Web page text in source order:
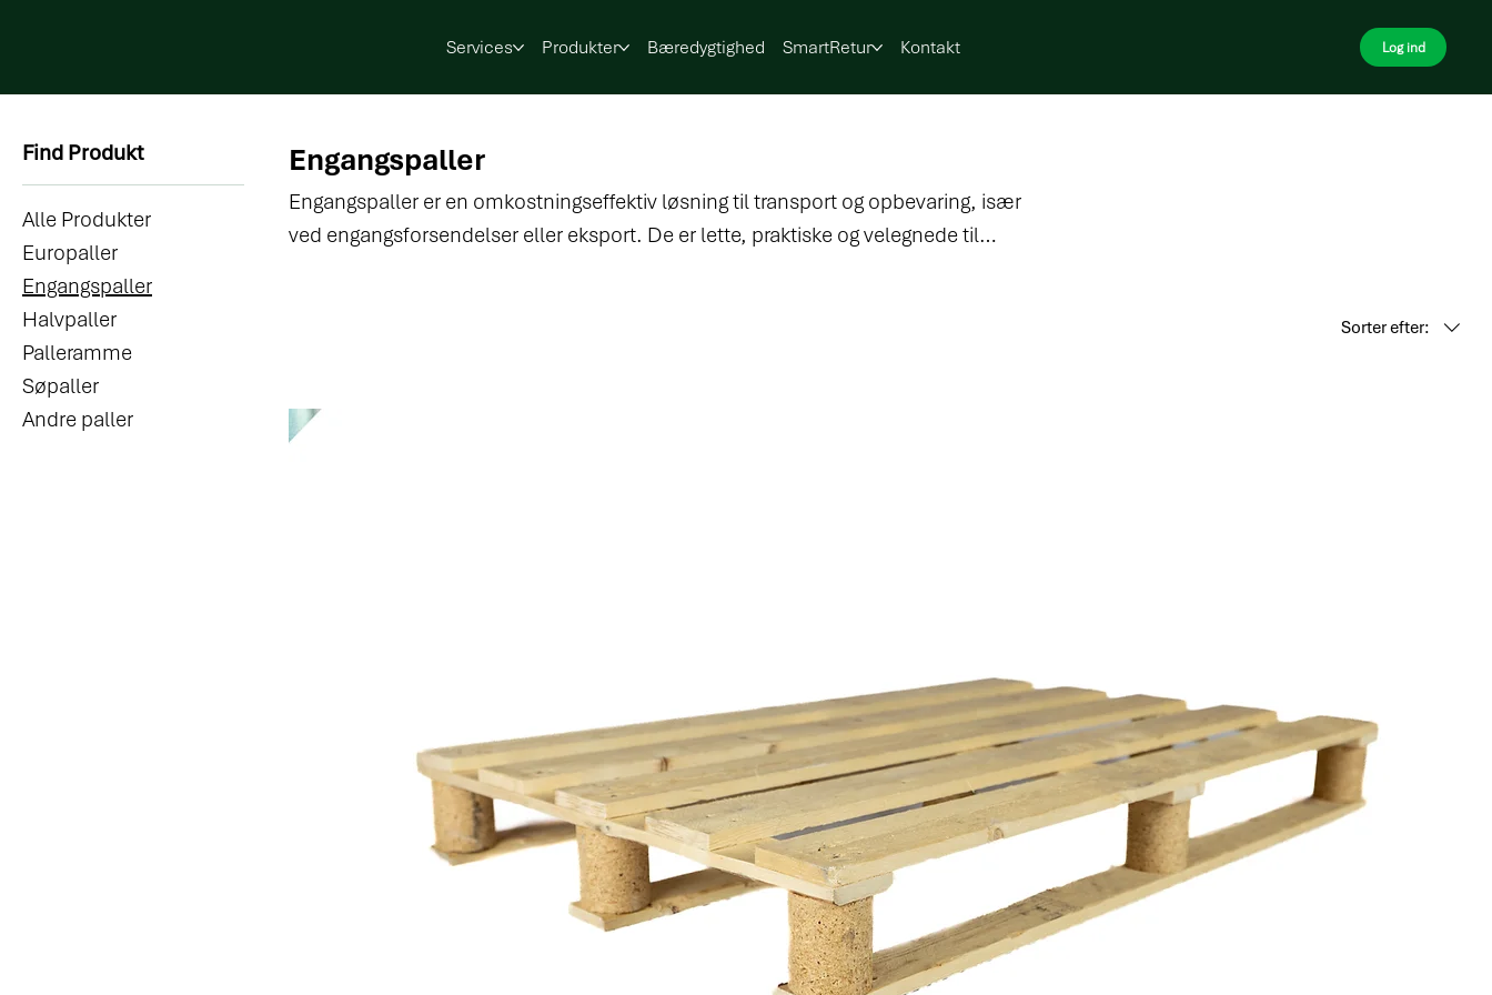
Services Produkter Bæredygtighed SmartRetur Kontakt Log ind
Find Produkt
Alle Produkter
Europaller
Engangspaller
Halvpaller
Palleramme
Søpaller
Andre paller
Engangspaller
Engangspaller er en omkostningseffektiv løsning til transport og opbevaring, især
ved engangsforsendelser eller eksport. De er lette, praktiske og velegnede til
Sorter efter: